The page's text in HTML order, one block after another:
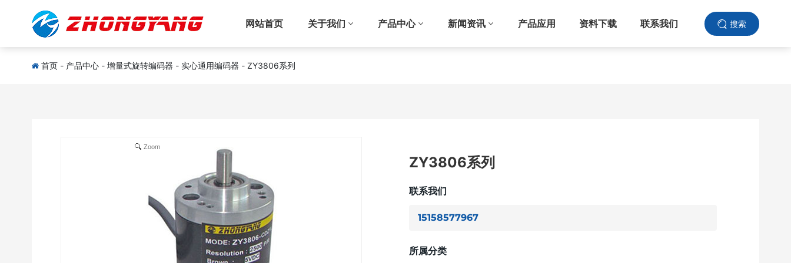
网站首页 关于我们 产品中心 新闻资讯 产品应用 资料下载 联系我们 搜索
首页 - 产品中心 - 增量式旋转编码器 - 实心通用编码器 - ZY3806系列
Zoom
ZY3806系列
联系我们
15158577967
所属分类